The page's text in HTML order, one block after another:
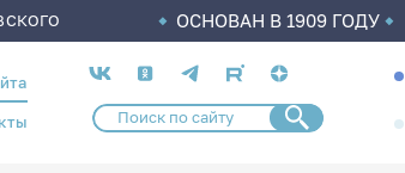
ОСНОВАН В 1909 ГОДУ
Социальные
сети